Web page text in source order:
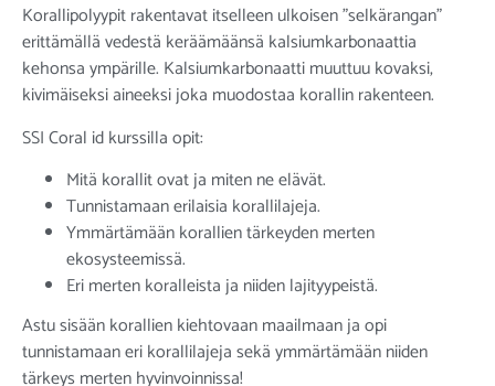
Korallipolyypit rakentavat itselleen ulkoisen ”selkärangan”
erittämällä vedestä keräämäänsä kalsiumkarbonaattia
kehonsa ympärille. Kalsiumkarbonaatti muuttuu kovaksi,
kivimäiseksi aineeksi joka muodostaa korallin rakenteen.
SSI Coral id kurssilla opit:
Mitä korallit ovat ja miten ne elävät.
Tunnistamaan erilaisia korallilajeja.
Ymmärtämään korallien tärkeyden merten
ekosysteemissä.
Eri merten koralleista ja niiden lajityypeistä.
Astu sisään korallien kiehtovaan maailmaan ja opi
tunnistamaan eri korallilajeja sekä ymmärtämään niiden
tärkeys merten hyvinvoinnissa!